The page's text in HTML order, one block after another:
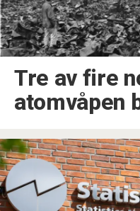
Tre av fire
atomvåpen